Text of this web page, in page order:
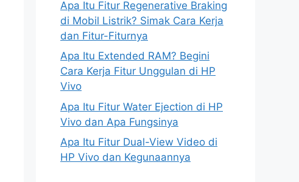
Apa Itu Fitur Regenerative Braking
di Mobil Listrik? Simak Cara Kerja
dan Fitur-Fiturnya
Apa Itu Extended RAM? Begini
Cara Kerja Fitur Unggulan di HP
Vivo
Apa Itu Fitur Water Ejection di HP
Vivo dan Apa Fungsinya
Apa Itu Fitur Dual-View Video di
HP Vivo dan Kegunaannya